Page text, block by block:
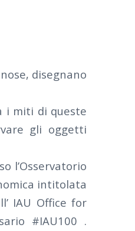
disegnano
i miti di queste
gli oggetti
l’Osservatorio
intitolata
IAU Office for
#IAU100 .